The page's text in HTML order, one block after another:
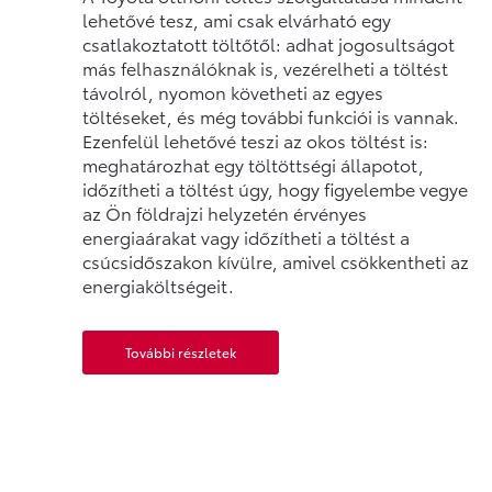
lehetővé tesz, ami csak elvárható egy
csatlakoztatott töltőtől: adhat jogosultságot
más felhasználóknak is, vezérelheti a töltést
távolról, nyomon követheti az egyes
töltéseket, és még további funkciói is vannak.
Ezenfelül lehetővé teszi az okos töltést is:
meghatározhat egy töltöttségi állapotot,
időzítheti a töltést úgy, hogy figyelembe vegye
az Ön földrajzi helyzetén érvényes
energiaárakat vagy időzítheti a töltést a
csúcsidőszakon kívülre, amivel csökkentheti az
energiaköltségeit.
További részletek